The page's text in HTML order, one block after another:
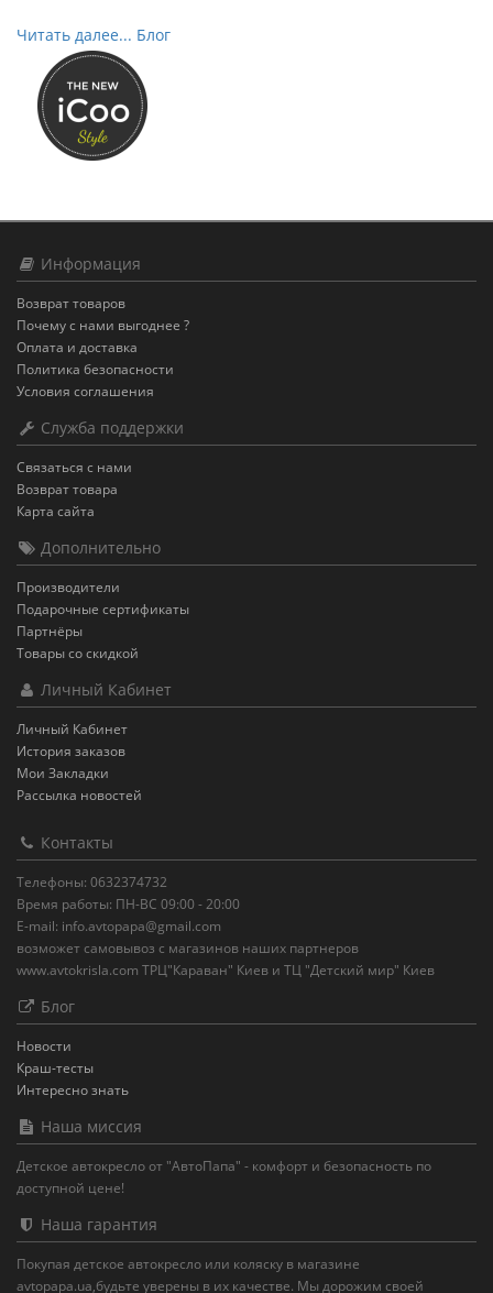
Читать далее... Блог
Информация
Возврат товаров
Почему с нами выгоднее ?
Оплата и доставка
Политика безопасности
Условия соглашения
Служба поддержки
Связаться с нами
Возврат товара
Карта сайта
Дополнительно
Производители
Подарочные сертификаты
Партнёры
Товары со скидкой
Личный Кабинет
Личный Кабинет
История заказов
Мои Закладки
Рассылка новостей
Контакты
Телефоны: 0632374732
Время работы: ПН-ВС 09:00 - 20:00
E-mail: info.avtopapa@gmail.com
возможет самовывоз с магазинов наших партнеров
www.avtokrisla.com ТРЦ"Караван" Киев и ТЦ "Детский мир" Киев
Блог
Новости
Краш-тесты
Интересно знать
Наша миссия
Детское автокресло от "АвтоПапа" - комфорт и безопасность по
доступной цене!
Наша гарантия
Покупая детское автокресло или коляску в магазине
avtopapa.ua,будьте уверены в их качестве. Мы дорожим своей